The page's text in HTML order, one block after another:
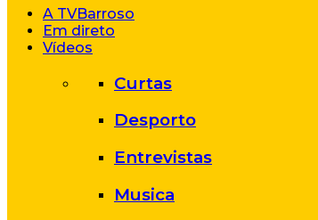
A TVBarroso
Em direto
Vídeos
Curtas
Desporto
Entrevistas
Musica